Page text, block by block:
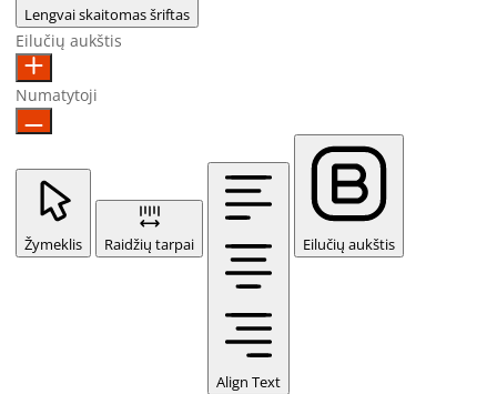
Lengvai skaitomas šriftas
Eilučių aukštis
Numatytoji
Žymeklis Raidžių tarpai
Align Text
Eilučių aukštis